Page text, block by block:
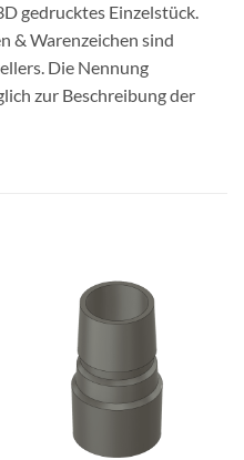
gedrucktes Einzelstück.
& Warenzeichen sind
Die Nennung
zur Beschreibung der